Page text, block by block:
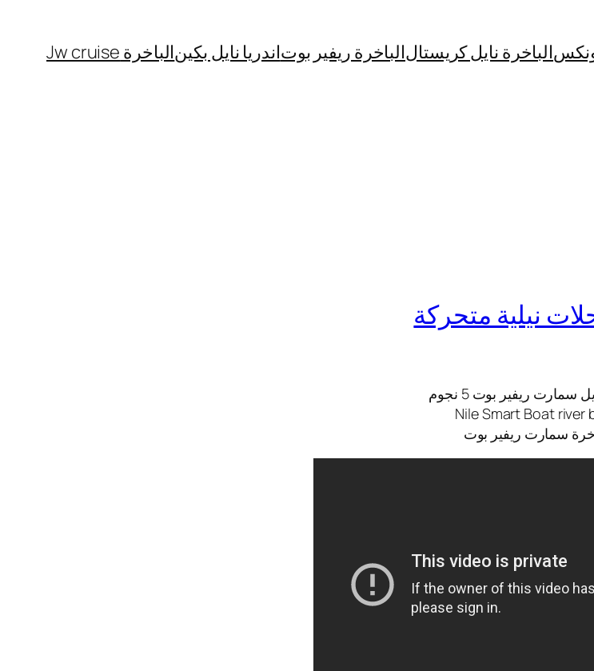
الباخرة نايل كريستالالباخرة ريفير بوتاندريا نايل بكينالباخرة Jw cruise
نيلية متحركة
سمارت ريفير بوت 5 نجوم
Nile Smart Boat river
سمارت ريفير بوت